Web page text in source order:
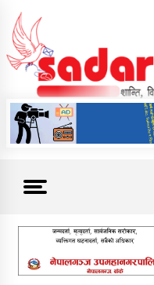
content
News For Nepal